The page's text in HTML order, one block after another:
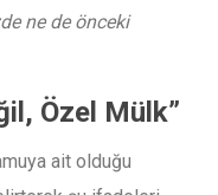
ne de önceki
Özel Mülk”
ait olduğu